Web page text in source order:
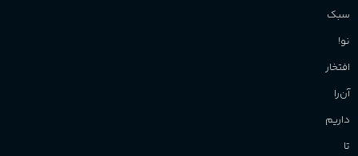
سبک
نو!
افتخار
آن‌را
داریم
تا